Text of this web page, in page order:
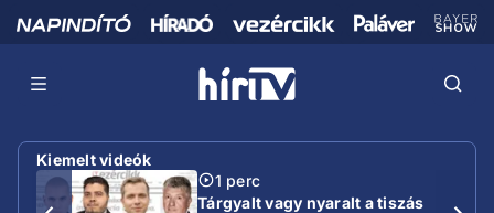
Kiemelt videók
1 perc
Tárgyalt vagy nyaralt a tiszás